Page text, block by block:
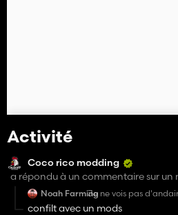
Activité
Coco rico modding
a répondu à un commentaire sur un
Noah FarmingJe ne vois pas
est transparent noir...
confilt avec un mods